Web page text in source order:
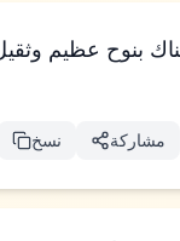
بنوح عظيم
نسخ مشاركة